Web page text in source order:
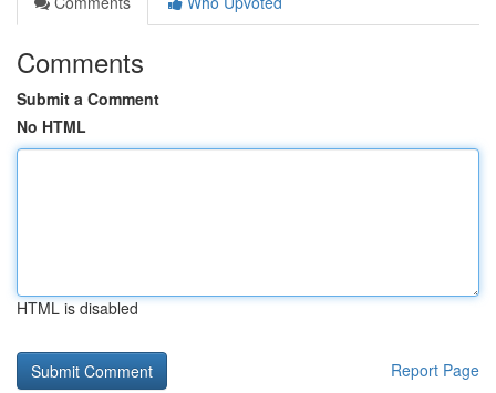
Comments
Submit a Comment
No HTML
HTML is disabled
Report Page